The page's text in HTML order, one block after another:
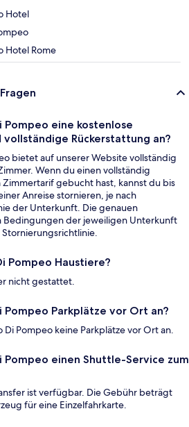
Hotel
Hotel Rome
eine kostenlose
Rückerstattung an?
bietet auf unserer Website vollständig
Wenn du einen vollständig
gebucht hast, kannst du bis
Anreise stornieren, je nach
der Unterkunft. Die genauen
Bedingungen der jeweiligen Unterkunft
Pompeo Haustiere?
nicht gestattet.
Parkplätze vor Ort an?
Di Pompeo keine Parkplätze vor Ort an.
einen Shuttle-Service zum
ist verfügbar. Die Gebühr beträgt
für eine Einzelfahrkarte.